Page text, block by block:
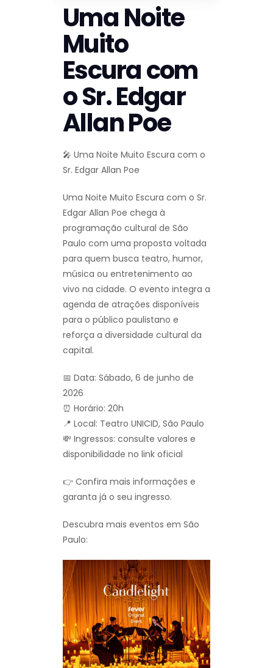
Uma Noite
Muito
Escura com
o Sr. Edgar
Allan Poe
🎤 Uma Noite Muito Escura com o
Sr. Edgar Allan Poe
Uma Noite Muito Escura com o Sr.
Edgar Allan Poe chega à
programação cultural de São
Paulo com uma proposta voltada
para quem busca teatro, humor,
música ou entretenimento ao
vivo na cidade. O evento integra a
agenda de atrações disponíveis
para o público paulistano e
reforça a diversidade cultural da
capital.
📅 Data: Sábado, 6 de junho de
2026
⏰ Horário: 20h
📍 Local: Teatro UNICID, São Paulo
💸 Ingressos: consulte valores e
disponibilidade no link oficial
👉 Confira mais informações e
garanta já o seu ingresso.
Descubra mais eventos em São
Paulo: